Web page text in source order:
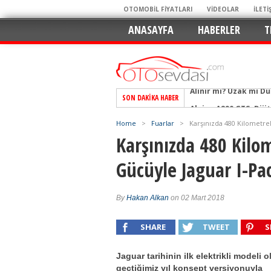
OTOMOBİL FİYATLARI VİDEOLAR
ANASAYFA HABERLER
SON DAKIKA HABER
Mercedes-Benz
Keskin Hatlar, GR
Geleceğin Kompakt
Pazarın Lideri,
Hem Şehirli Hem
Alınır mı? Uzak mı
Home > Fuarlar > Karşınızda 480
Karşınızda 480
Gücüyle Jaguar I-
ByHakan Alkan on 02 Mart 2018
SHARE TWEET
Jaguar tarihinin ilk elektrikli modeli
geçtiğimiz yıl konsept versiyonuyla